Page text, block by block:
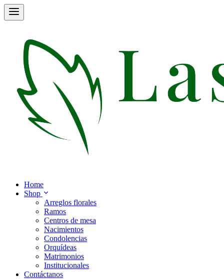
Home
Shop
Arreglos florales
Ramos
Centros de mesa
Nacimientos
Condolencias
Orquídeas
Matrimonios
Institucionales
Contáctanos